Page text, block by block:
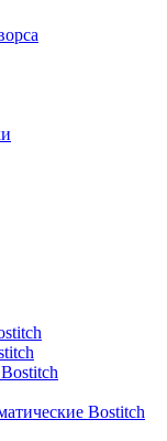
Bostitch